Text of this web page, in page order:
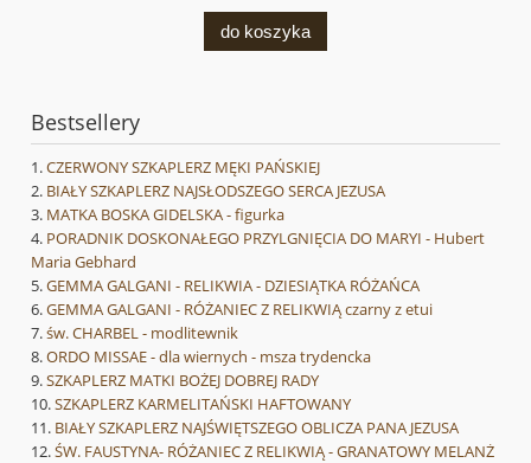
do koszyka
Bestsellery
CZERWONY SZKAPLERZ MĘKI PAŃSKIEJ
BIAŁY SZKAPLERZ NAJSŁODSZEGO SERCA JEZUSA
MATKA BOSKA GIDELSKA - figurka
PORADNIK DOSKONAŁEGO PRZYLGNIĘCIA DO MARYI - Hubert
Maria Gebhard
GEMMA GALGANI - RELIKWIA - DZIESIĄTKA RÓŻAŃCA
GEMMA GALGANI - RÓŻANIEC Z RELIKWIĄ czarny z etui
św. CHARBEL - modlitewnik
ORDO MISSAE - dla wiernych - msza trydencka
SZKAPLERZ MATKI BOŻEJ DOBREJ RADY
SZKAPLERZ KARMELITAŃSKI HAFTOWANY
BIAŁY SZKAPLERZ NAJŚWIĘTSZEGO OBLICZA PANA JEZUSA
ŚW. FAUSTYNA- RÓŻANIEC Z RELIKWIĄ - GRANATOWY MELANŻ